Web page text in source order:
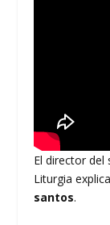
El director del
Liturgia
santos.